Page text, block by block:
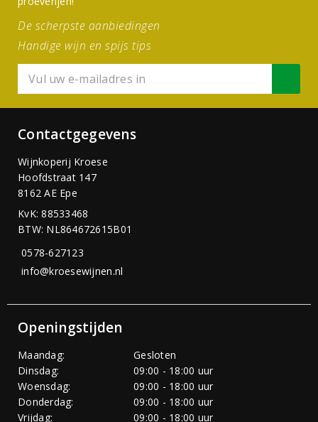
De scherpste aanbiedingen
Handige wijn en spijs tips
Contactgegevens
Wijnkoperij Kroese
Hoofdstraat 147
8162 AE Epe
KvK: 88533468
BTW: NL864672615B01
0578-627123
info@kroesewijnen.nl
Openingstijden
Maandag:
Gesloten
Dinsdag:
09:00 - 18:00 uur
Woensdag:
09:00 - 18:00 uur
Donderdag:
09:00 - 18:00 uur
Vrijdag:
09:00 - 18:00 uur